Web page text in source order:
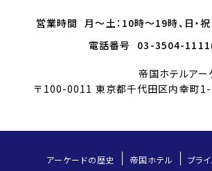
営業時間
月～土：10時～19時、日・
電話番号
03-3504-
帝国ホテルアー
〒100-0011 東京都千代田区内幸町
アーケードの歴史 帝国ホテル プラ